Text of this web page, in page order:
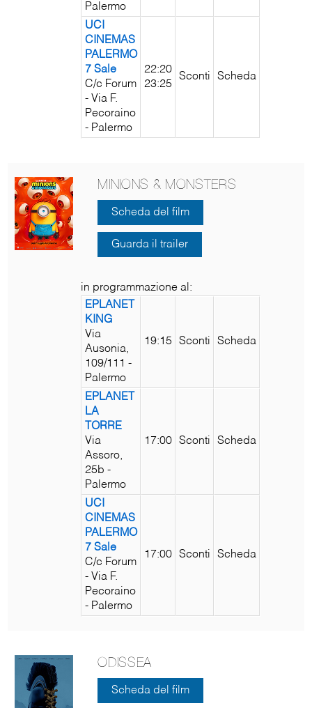
Palermo
UCI
CINEMAS
PALERMO
7 Sale
C/c Forum
- Via F.
Pecoraino
- Palermo
22:20
23:25
Sconti Scheda
MINIONS & MONSTERS
Scheda del film
Guarda il trailer
in programmazione al:
EPLANET
KING
Via
Ausonia,
109/111 -
Palermo
19:15 Sconti Scheda
EPLANET
LA
TORRE
Via
Assoro,
25b -
Palermo
17:00 Sconti Scheda
UCI
CINEMAS
PALERMO
7 Sale
C/c Forum
- Via F.
Pecoraino
- Palermo
17:00 Sconti Scheda
ODISSEA
Scheda del film